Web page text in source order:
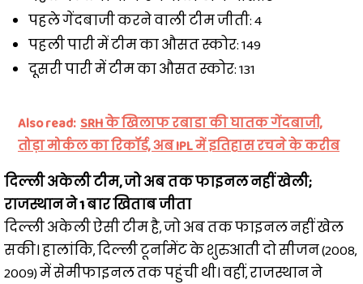
पहले गेंदबाजी करने वाली टीम जीती: 4
पहली पारी में टीम का औसत स्कोर: 149
दूसरी पारी में टीम का औसत स्कोर: 131
Also read: SRH के खिलाफ रबाडा की घातक गेंदबाजी,
तोड़ा मोर्कल का रिकॉर्ड, अब IPL में इतिहास रचने के करीब
दिल्ली अकेली टीम, जो अब तक फाइनल नहीं खेली;
राजस्थान ने 1 बार खिताब जीता
दिल्ली अकेली ऐसी टीम है, जो अब तक फाइनल नहीं खेल
सकी। हालांकि, दिल्ली टूर्नामेंट के शुरुआती दो सीजन (2008,
2009) में सेमीफाइनल तक पहुंची थी। वहीं, राजस्थान ने